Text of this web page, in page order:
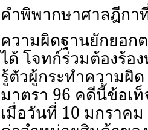
คำพิพากษาศาลฎีกา
ความผิดฐานยักยอก
ได้ โจทก์ร่วมต้องร้อ
รู้ตัวผู้กระทำความผิ
มาตรา 96 คดีนี้ข้อเ
เมื่อวันที่ 10 มกราค